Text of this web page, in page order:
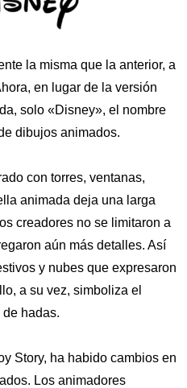
la misma que la anterior, a
en lugar de la versión
solo «Disney», el nombre
dibujos animados.
con torres, ventanas,
animada deja una larga
creadores no se limitaron a
aún más detalles. Así
y nubes que expresaron
a su vez, simboliza el
hadas.
Story, ha habido cambios en
Los animadores